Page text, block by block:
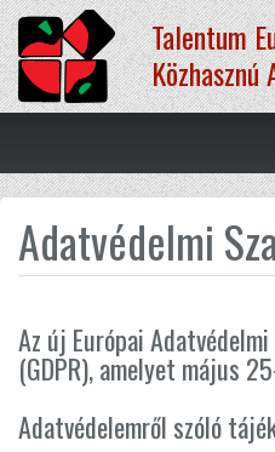
Ugrás
a
tartalomra
Talentum
Közhasznú
Adatvédelmi
Az új Európai
(GDPR), amelyet május
Adatvédelemről szóló